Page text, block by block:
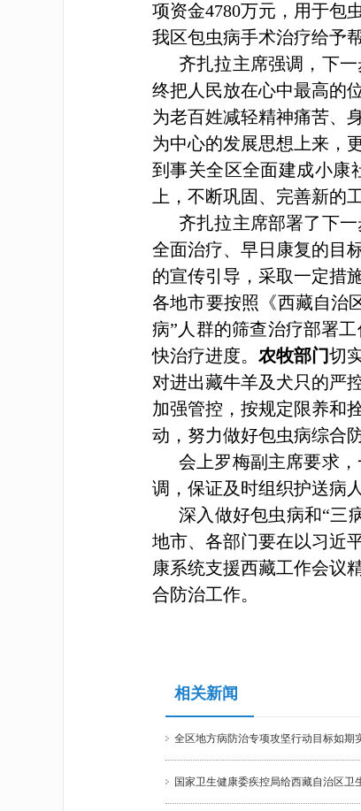
项资金4780万元，用于包
我区包虫病手术治疗给予
齐扎拉主席强调，下
终把人民放在心中最高的
为老百姓减轻精神痛苦、
为中心的发展思想上来，
到事关全区全面建成小康
上，不断巩固、完善新的
齐扎拉主席部署了下一
全面治疗、早日康复的目
的宣传引导，采取一定措
各地市要按照《西藏自治
病”人群的筛查治疗部署
快治疗进度。 农牧部门切
对进出藏牛羊及犬只的严
加强管控，按规定限养和拴
动，努力做好包虫病综合
会上罗梅副主席要求，
调，保证及时组织护送病
深入做好包虫病和“三
地市、各部门要在以习近
康系统支援西藏工作会议
合防治工作。
相关新闻
全区地方病防治专项攻坚行动目标如期
国家卫生健康委疾控局给西藏自治区卫